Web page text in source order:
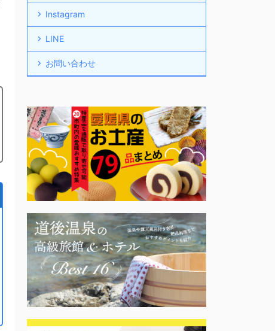
Instagram
LINE
お問い合わせ